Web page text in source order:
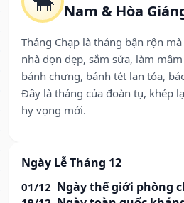
Nam & Hòa
Tháng Chạp là tháng bận rộn
nhà dọn dẹp, sắm sửa, làm
bánh chưng, bánh tét lan tỏa,
Đây là tháng của đoàn tụ, khép
hy vọng mới.
Ngày Lễ Tháng 12
01/12 Ngày thế giới phòng